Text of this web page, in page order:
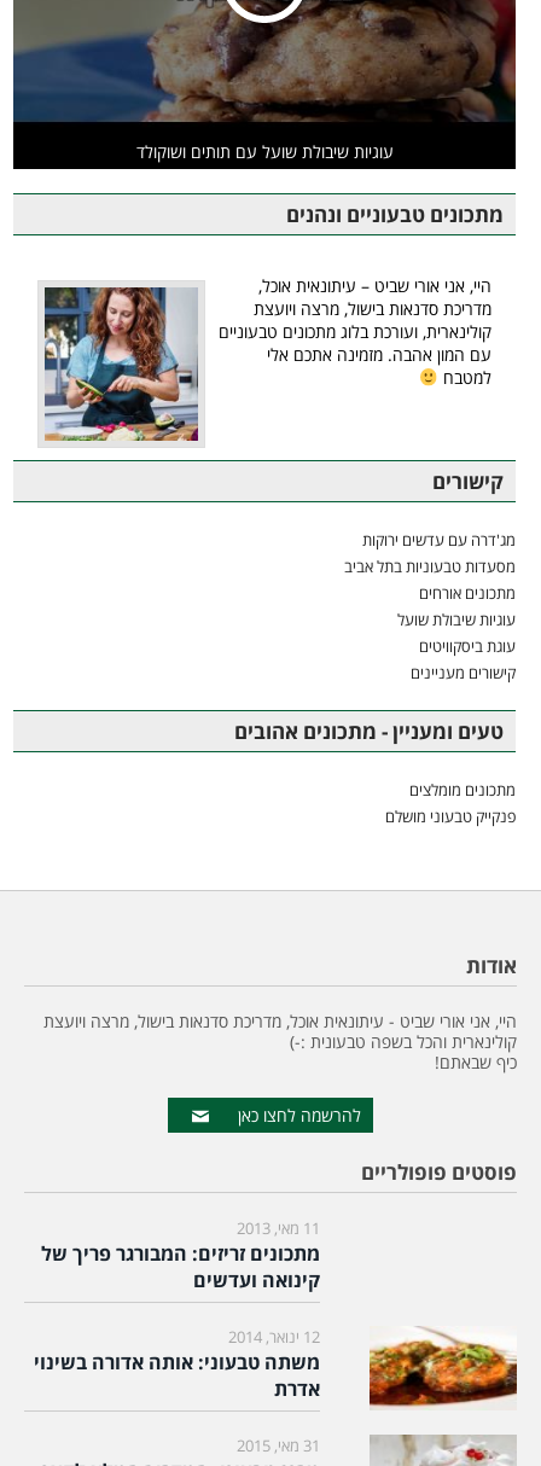
עוגיות שיבולת שועל עם תותים ושוקולד
מתכונים טבעוניים ונהנים
היי, אני אורי שביט – עיתונאית אוכל,
מדריכת סדנאות בישול, מרצה ויועצת
קולינארית, ועורכת בלוג מתכונים טבעוניים
עם המון אהבה. מזמינה אתכם אלי
למטבח
קישורים
מג'דרה עם עדשים ירוקות
מסעדות טבעוניות בתל אביב
מתכונים אורחים
עוגיות שיבולת שועל
עוגת ביסקוויטים
קישורים מעניינים
טעים ומעניין - מתכונים אהובים
מתכונים מומלצים
פנקייק טבעוני מושלם
אודות
היי, אני אורי שביט - עיתונאית אוכל, מדריכת סדנאות בישול, מרצה ויועצת
קולינארית והכל בשפה טבעונית :-)
כיף שבאתם!
להרשמה לחצו כאן
פוסטים פופולריים
11 מאי, 2013
מתכונים זריזים: המבורגר פריך של
קינואה ועדשים
12 ינואר, 2014
משתה טבעוני: אותה אדורה בשינוי
אדרת
31 מאי, 2015